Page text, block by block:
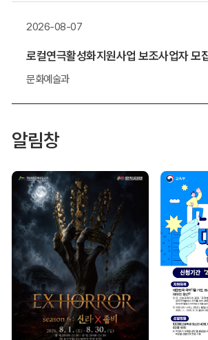
2026-08-07
로컬연극활성화지원사업 보조사업자 모
문화예술과
알림창